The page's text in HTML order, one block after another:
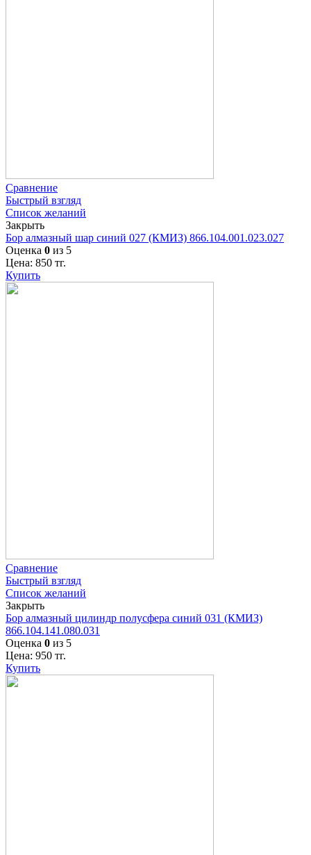
Сравнение
Быстрый взгляд
Список желаний
Закрыть
Бор алмазный шар синий 027 (КМИЗ) 866.104.001.023.027
Оценка 0 из 5
Цена: 850 тг.
Купить
Сравнение
Быстрый взгляд
Список желаний
Закрыть
Бор алмазный цилиндр полусфера синий 031 (КМИЗ)
866.104.141.080.031
Оценка 0 из 5
Цена: 950 тг.
Купить